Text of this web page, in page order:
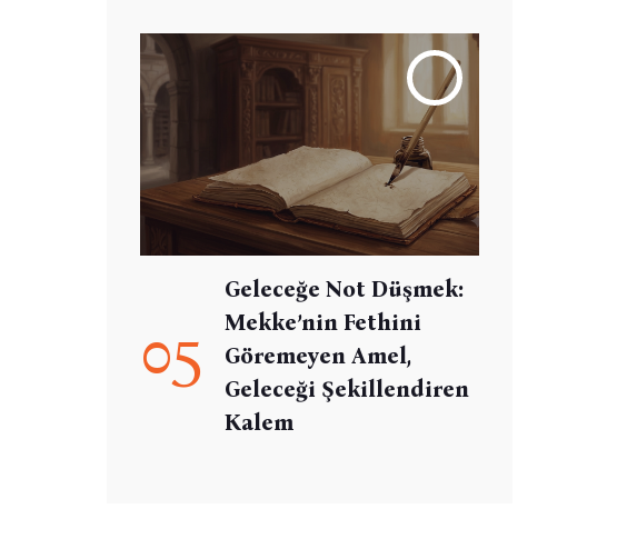
05
Geleceğe Not Düşmek:
Mekke’nin Fethini
Göremeyen Amel,
Geleceği Şekillendiren
Kalem